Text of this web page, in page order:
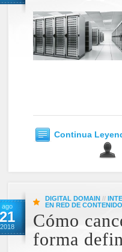
Continua
ago
21
2018
DIGITAL DOMAIN //
EN RED DE CONTENIDO
Cómo
forma